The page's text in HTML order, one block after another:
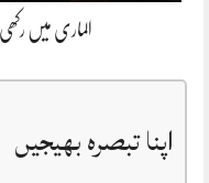
الماری میں
اپنا تبصرہ بھیجیں